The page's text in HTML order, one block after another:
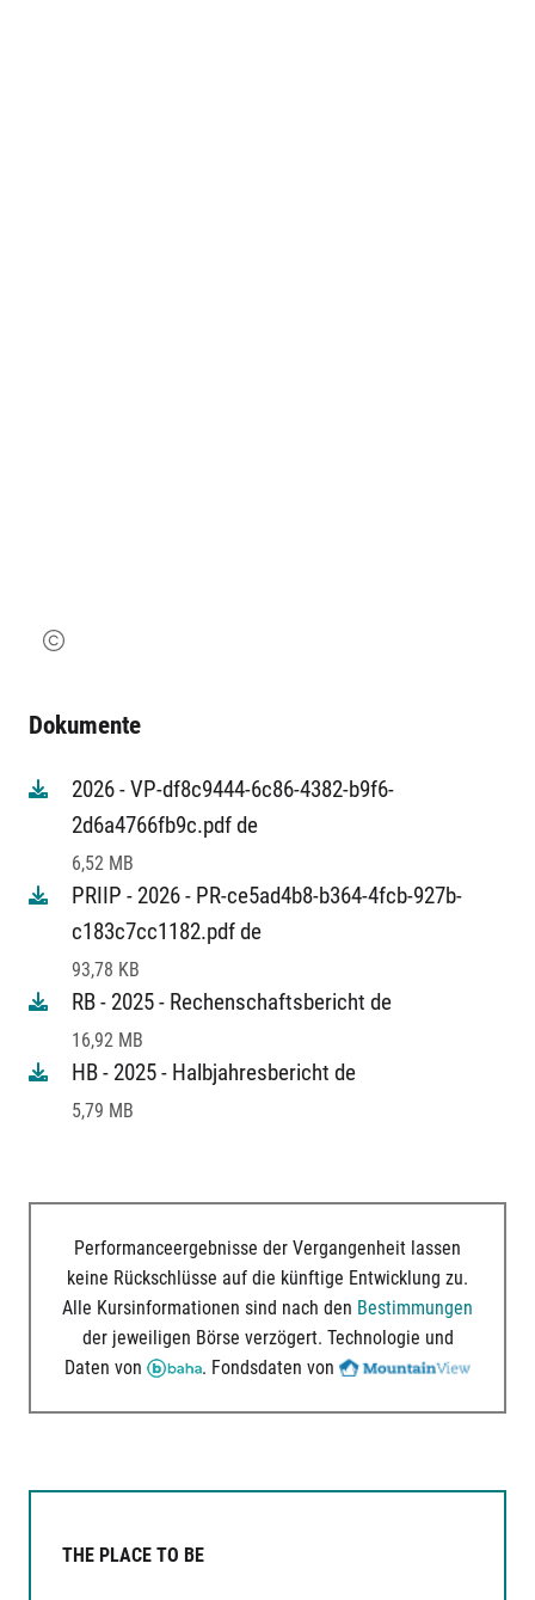
Dokumente
2026 - VP-df8c9444-6c86-4382-b9f6-
2d6a4766fb9c.pdf de
6,52 MB
PRIIP - 2026 - PR-ce5ad4b8-b364-4fcb-927b-
c183c7cc1182.pdf de
93,78 KB
RB - 2025 - Rechenschaftsbericht de
16,92 MB
HB - 2025 - Halbjahresbericht de
5,79 MB
Performanceergebnisse der Vergangenheit lassen
keine Rückschlüsse auf die künftige Entwicklung zu.
Alle Kursinformationen sind nach den Bestimmungen
der jeweiligen Börse verzögert. Technologie und
Daten von
. Fondsdaten von
THE PLACE TO BE